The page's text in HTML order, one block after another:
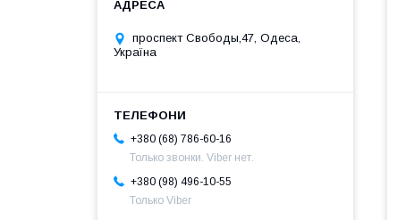
проспект Свободы,47, Одеса,
Україна
+380 (68) 786-60-16
Только звонки. Viber нет.
+380 (98) 496-10-55
Только Viber